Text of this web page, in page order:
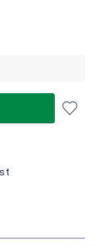
niet
momenteel niet